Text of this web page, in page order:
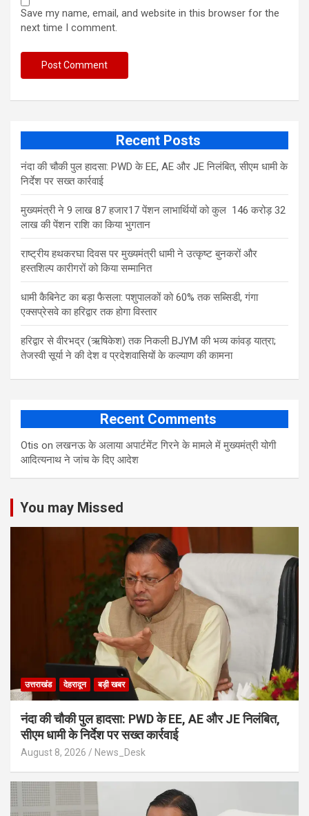
Save my name, email, and website in this browser for the
next time I comment.
Recent Posts
नंदा की चौकी पुल हादसा: PWD के EE, AE और JE निलंबित, सीएम धामी के
निर्देश पर सख्त कार्रवाई
मुख्यमंत्री ने 9 लाख 87 हजार17 पेंशन लाभार्थियों को कुल 146 करोड़ 32
लाख की पेंशन राशि का किया भुगतान
राष्ट्रीय हथकरघा दिवस पर मुख्यमंत्री धामी ने उत्कृष्ट बुनकरों और
हस्तशिल्प कारीगरों को किया सम्मानित
​धामी कैबिनेट का बड़ा फैसला: पशुपालकों को 60% तक सब्सिडी, गंगा
एक्सप्रेसवे का हरिद्वार तक होगा विस्तार
​हरिद्वार से वीरभद्र (ऋषिकेश) तक निकली BJYM की भव्य कांवड़ यात्रा;
तेजस्वी सूर्या ने की देश व प्रदेशवासियों के कल्याण की कामना
Recent Comments
Otis onलखनऊ के अलाया अपार्टमेंट गिरने के मामले में मुख्‍यमंत्री योगी
आद‍ित्‍यनाथ ने जांच के द‍िए आदेश
You may Missed
उत्तराखंड देहरादून बड़ी खबर
नंदा की चौकी पुल हादसा: PWD के EE, AE और JE निलंबित,
सीएम धामी के निर्देश पर सख्त कार्रवाई
August 8, 2026 News_Desk